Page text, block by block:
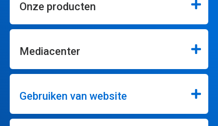
Onze producten
Mediacenter
Gebruiken van website